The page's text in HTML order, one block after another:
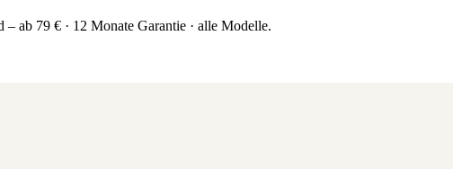
ab 79 € · 12 Monate Garantie · alle Modelle.